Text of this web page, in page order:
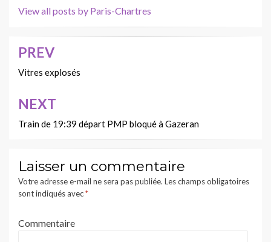
View all posts by Paris-Chartres
Navigation
de
l’article
PREV
Vitres explosés
NEXT
Train de 19:39 départ PMP bloqué à Gazeran
Laisser un commentaire
Votre adresse e-mail ne sera pas publiée. Les champs obligatoires
sont indiqués avec*
Commentaire